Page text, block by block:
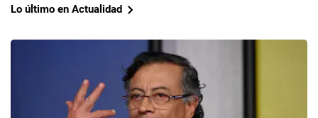
Lo último en Actualidad